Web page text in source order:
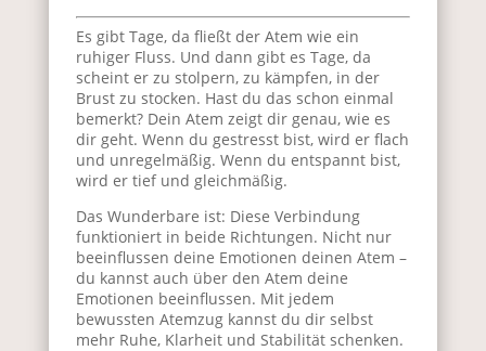
Es gibt Tage, da fließt der Atem wie ein
ruhiger Fluss. Und dann gibt es Tage, da
scheint er zu stolpern, zu kämpfen, in der
Brust zu stocken. Hast du das schon einmal
bemerkt? Dein Atem zeigt dir genau, wie es
dir geht. Wenn du gestresst bist, wird er flach
und unregelmäßig. Wenn du entspannt bist,
wird er tief und gleichmäßig.
Das Wunderbare ist: Diese Verbindung
funktioniert in beide Richtungen. Nicht nur
beeinflussen deine Emotionen deinen Atem –
du kannst auch über den Atem deine
Emotionen beeinflussen. Mit jedem
bewussten Atemzug kannst du dir selbst
mehr Ruhe, Klarheit und Stabilität schenken.